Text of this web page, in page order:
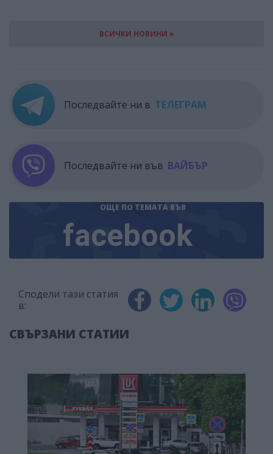
ВСИЧКИ НОВИНИ »
Последвайте ни в ТЕЛЕГРАМ
Последвайте ни във ВАЙБЪР
ОЩЕ ПО ТЕМАТА ВЪВ
facebook
Сподели тази статия
в:
СВЪРЗАНИ СТАТИИ